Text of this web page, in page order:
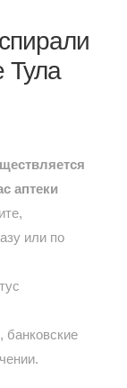
Тула
аптеки
или по
банковские